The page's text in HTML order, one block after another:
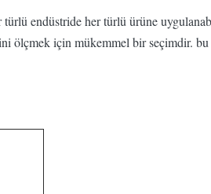
endüstride her türlü ürüne
ölçmek için mükemmel bir seçimdir.